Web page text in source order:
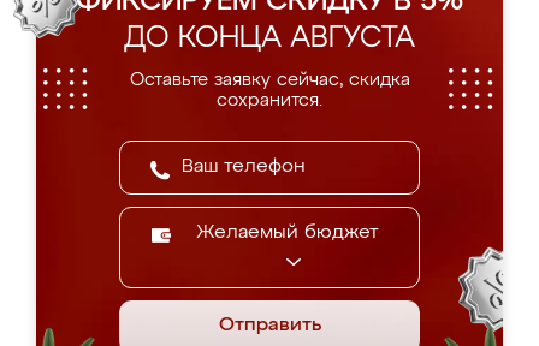
ДО КОНЦА АВГУСТА
Оставьте заявку сейчас, скидка
сохранится.
Желаемый бюджет
Отправить